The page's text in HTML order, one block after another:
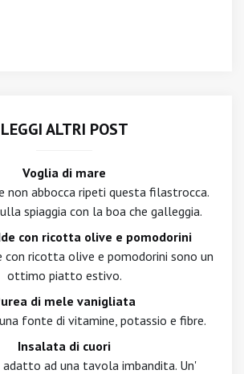
LEGGI ALTRI POST
Voglia di mare
non abbocca ripeti questa filastrocca.
spiaggia con la boa che galleggia.
con ricotta olive e pomodorini
con ricotta olive e pomodorini sono un
ottimo piatto estivo.
di mele vanigliata
fonte di vitamine, potassio e fibre.
Insalata di cuori
ad una tavola imbandita. Un'